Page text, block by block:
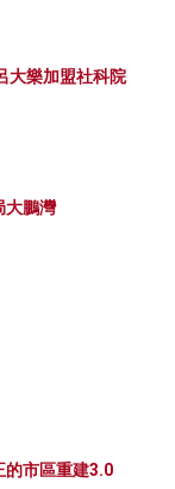
大樂加盟社科院
大鵬灣
的市區重建3.0